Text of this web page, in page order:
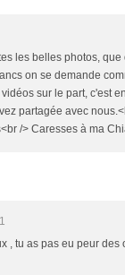
les belles photos,
on se demande
sur le part, c'est
partagée avec
/> Caresses à ma
, tu as pas eu peur